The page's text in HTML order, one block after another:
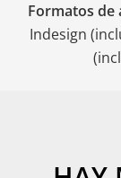
Formatos de
Indesign